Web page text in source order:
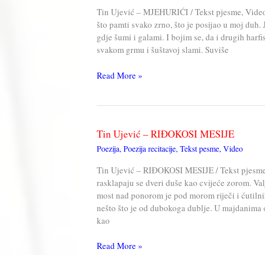
Tin Ujević – MJEHURIĆI / Tekst pjesme,
što pamti svako zrno, što je posijao u moj duh.
gdje šumi i galami. I bojim se, da i drugih
svakom grmu i šuštavoj slami. Suviše
Tin
Read More »
Tin Ujević – RIĐOKOSI MESIJE
Poezija, Poezija recitacije, Tekst pesme, Video
Tin Ujević – RIĐOKOSI MESIJE / Tekst
rasklapaju se dveri duše kao cvijeće zorom.
most nad ponorom je pod morom riječi i
nešto što je od dubokoga dublje. U
kao
Tin
Read More »